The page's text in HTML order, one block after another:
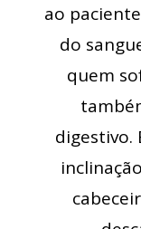
ao
do
quem
digestivo.